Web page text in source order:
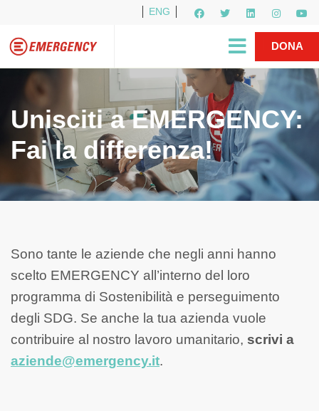
ENG
R1PUD1A
DONA
Unisciti a EMERGENCY:
Fai la differenza!
Sono tante le aziende che negli anni hanno
scelto EMERGENCY all’interno del loro
programma di Sostenibilità e perseguimento
degli SDG. Se anche la tua azienda vuole
contribuire al nostro lavoro umanitario, scrivi a
aziende@emergency.it.